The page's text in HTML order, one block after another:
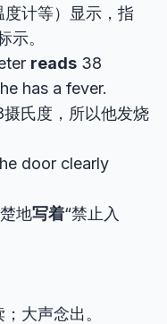
计等）显示，指
示。
reads 38
has a fever.
氏度，所以他发烧
door clearly
地写着“禁止入
大声念出。